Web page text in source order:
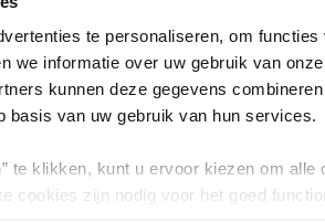
te personaliseren, om
we informatie over uw gebruik van
kunnen deze gegevens
basis van uw gebruik van hun services.
te klikken, kunt u ervoor kiezen om
cookies zijn nodig voor het goed
Volgende